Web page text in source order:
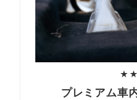
プレミアム車